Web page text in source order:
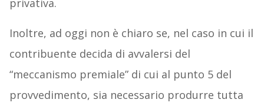
privativa.
Inoltre, ad oggi non è chiaro se, nel caso in cui il
contribuente decida di avvalersi del
“meccanismo premiale” di cui al punto 5 del
provvedimento, sia necessario produrre tutta